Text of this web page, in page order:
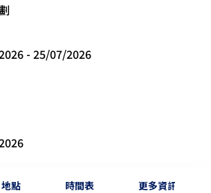
- 25/07/2026
地點 時間表 更多資訊